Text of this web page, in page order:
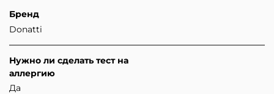
Бренд
Donatti
Нужно ли сделать тест на
аллергию
Да